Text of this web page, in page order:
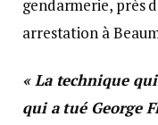
gendarmerie, près
arrestation à
« La technique
qui a tué George